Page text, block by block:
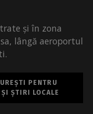
și în zona
lângă aeroportul
PENTRU
ȘTIRI LOCALE